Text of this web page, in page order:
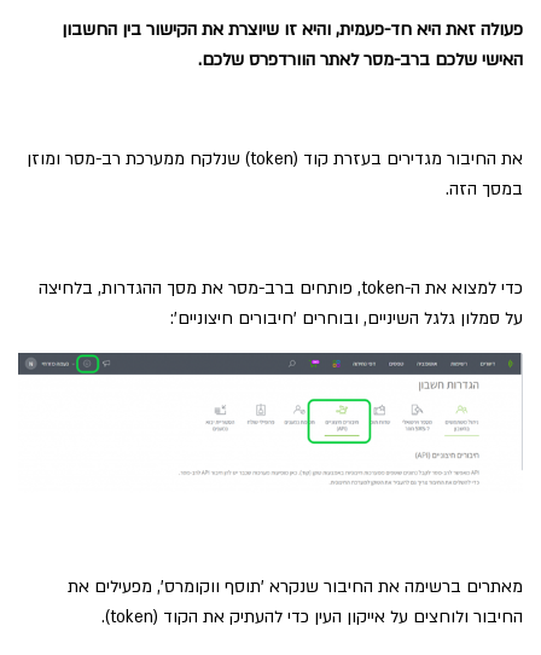
פעולה זאת היא חד-פעמית, והיא זו שיוצרת את הקישור בין החשבון
האישי שלכם ברב-מסר לאתר הוורדפרס שלכם.
את החיבור מגדירים בעזרת קוד (token) שנלקח ממערכת רב-מסר ומוזן
במסך הזה.
כדי למצוא את ה-token, פותחים ברב-מסר את מסך ההגדרות, בלחיצה
על סמלון גלגל השיניים, ובוחרים 'חיבורים חיצוניים':
מאתרים ברשימה את החיבור שנקרא 'תוסף ווקומרס', מפעילים את
החיבור ולוחצים על אייקון העין כדי להעתיק את הקוד (token).